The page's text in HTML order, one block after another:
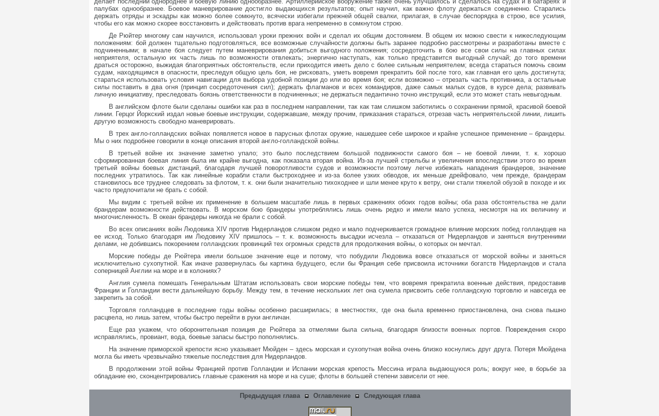
палубах однообразнее. Боевое маневрирование достигло выдающихся результатов; опыт научил, как важно флоту держаться соединенно. Старались
держать отряды и эскадры как можно более сомкнуто, всячески избегали прежней общей свалки, прилагая, в случае беспорядка в строю, все усилия,
чтобы его как можно скорее восстановить и действовать против врага непременно в сомкнутом строю.
Де Рюйтер многому сам научился, использовал уроки прежних войн и сделал их общим достоянием. В общем их можно свести к нижеследующим
положениям: бой должен тщательно подготовляться, все возможные случайности должны быть заранее подробно рассмотрены и разработаны вместе с
подчиненными; в начале боя следует путем маневрирования добиться выгодного положения; сосредоточить в бою все свои силы на главных силах
неприятеля, остальную их часть лишь по возможности отвлекать; энергично наступать, как только представится выгодный случай; до того времени
драться осторожно, выжидая благоприятных обстоятельств, если приходится иметь дело с более сильным неприятелем; всегда стараться помочь своим
судам, находящимся в опасности, преследуя общую цель боя, не рисковать, уметь вовремя прекратить бой после того, как главная его цель достигнута;
стараться использовать условия навигации для выбора удобной позиции до или во время боя; если возможно – отрезать часть противника, а остальные
силы поставить в два огня (принцип сосредоточения сил); держать флагманов и всех командиров, даже самых малых судов, в курсе дела; развивать
личную инициативу, преследовать боязнь ответственности в подчиненных; не держаться педантично точно инструкций, если это может стать невыгодным.
В английском флоте были сделаны ошибки как раз в последнем направлении, так как там слишком заботились о сохранении прямой, красивой боевой
линии. Герцог Йоркский издал новые боевые инструкции, содержавшие, между прочим, приказания стараться, отрезав часть неприятельской линии, лишить
другую возможность свободно маневрировать.
В трех англо-голландских войнах появляется новое в парусных флотах оружие, нашедшее себе широкое и крайне успешное применение – брандеры.
Мы о них подробнее говорили в конце описания второй англо-голландской войны.
В третьей войне их значение заметно упало; это было последствием большой подвижности самого боя – не боевой линии, т. к. хорошо
сформированная боевая линия была им крайне выгодна, как показала вторая война. Из-за лучшей стрельбы и увеличения впоследствии этого во время
третьей войны боевых дистанций, благодаря лучшей поворотливости судов и возможности поэтому легче избежать нападения брандеров, значение
последних утратилось. Так как линейные корабли стали быстроходнее и из-за более узких обводов, их меньше дрейфовало, чем прежде, брандерам
становилось все труднее следовать за флотом, т. к. они были значительно тихоходнее и шли менее круто к ветру, они стали тяжелой обузой в походе и их
часто предпочитали не брать с собой.
Мы видим с третьей войне их применение в большем масштабе лишь в первых сражениях обоих годов войны; оба раза обстоятельства не дали
брандерам возможности действовать. В морском бою брандеры употреблялись лишь очень редко и имели мало успеха, несмотря на их величину и
многочисленность. В океан брандеры никогда не брали с собой.
Во всех описаниях войн Людовика XIV против Нидерландов слишком редко и мало подчеркивается громадное влияние морских побед голландцев на
ее исход. Только благодаря им Людовику XIV пришлось – т. к. возможность высадки исчезла – отказаться от Нидерландов и заняться внутренними
делами, не добившись покорением голландских провинций тех огромных средств для продолжения войны, о которых он мечтал.
Морские победы де Рюйтера имели большое значение еще и потому, что побудили Людовика вовсе отказаться от морской войны и заняться
исключительно сухопутной. Как иначе развернулась бы картина будущего, если бы Франция себе присвоила источники богатств Нидерландов и стала
соперницей Англии на море и в колониях?
Англия сумела помешать Генеральным Штатам использовать свои морские победы тем, что вовремя прекратила военные действия, предоставив
Франции и Голландии вести дальнейшую борьбу. Между тем, в течение нескольких лет она сумела присвоить себе голландскую торговлю и навсегда ее
закрепить за собой.
Торговля голландцев в последние годы войны особенно расширилась; в местностях, где она была временно приостановлена, она снова пышно
расцвела, но лишь затем, чтобы быстро перейти в руки англичан.
Еще раз укажем, что оборонительная позиция де Рюйтера за отмелями была сильна, благодаря близости военных портов. Повреждения скоро
исправлялись, провиант, вода, боевые запасы быстро пополнялись.
На значение приморской крепости ясно указывает Мюйден – здесь морская и сухопутная война очень близко коснулись друг друга. Потеря Мюйдена
могла бы иметь чрезвычайно тяжелые последствия для Нидерландов.
В продолжении этой войны Францией против Голландии и Испании морская крепость Мессина играла выдающуюся роль; вокруг нее, в борьбе за
обладание ею, сконцентрировались главные сражения на море и на суше; флоты в большей степени зависели от нее.
Предыдущая глава Оглавление Следующая глава